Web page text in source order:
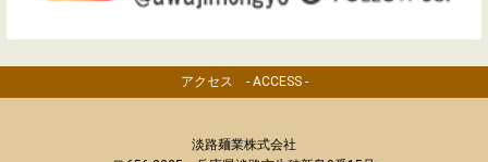
アクセス - ACCESS -
淡路麺業株式会社